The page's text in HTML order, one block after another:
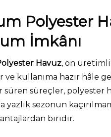
Polyester
İmkânı
Havuz, ön üretimli
kullanıma hazır hâle
süren süreçler, polyester
yazlık sezonun
biridir.